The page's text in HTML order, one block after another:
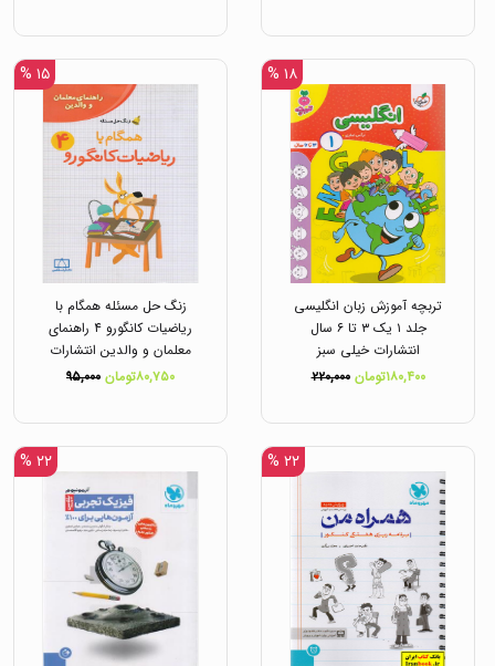
۱۸ %
تربچه آموزش زبان انگلیسی
جلد ۱ یک ۳ تا ۶ سال
انتشارات خیلی سبز
۱۸۰,۴۰۰تومان
۲۲۰,۰۰۰
۱۵ %
زنگ حل مسئله همگام با
ریاضیات کانگورو ۴ راهنمای
معلمان و والدین انتشارات
فاطمی۸۰,۷۵۰تومان ۹۵,۰۰۰
۲۲ % ۲۲ %